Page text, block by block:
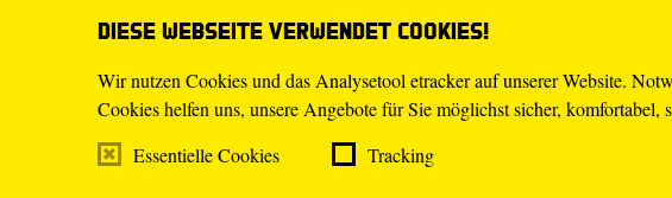
Diese Webseite verwendet Cookies!
Wir nutzen Cookies und das Analysetool etracker auf unserer Website.
Cookies helfen uns, unsere Angebote für Sie möglichst sicher,
Essentielle Cookies
Tracking
geschlossen.
E-Mail tickets@staatsschauspiel-dresden.de
Telefon 0351.49 13-555
Mo – Fr 10.00 – 18.30 Uhr